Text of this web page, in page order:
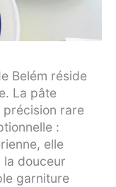
Belém réside
La pâte
précision rare
:
elle
la douceur
garniture